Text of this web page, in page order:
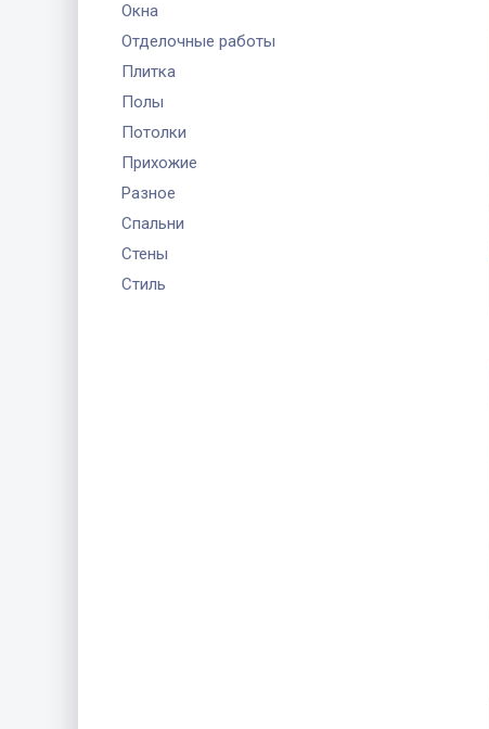
Окна
Отделочные работы
Плитка
Полы
Потолки
Прихожие
Разное
Спальни
Стены
Стиль